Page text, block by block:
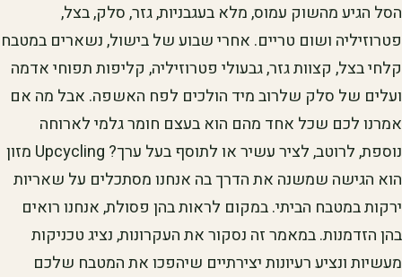
הסל הגיע מהשוק עמוס, מלא בעגבניות, גזר, סלק, בצל,
פטרוזיליה ושום טריים. אחרי שבוע של בישול, נשארים במטבח
קלחי בצל, קצוות גזר, גבעולי פטרוזיליה, קליפות תפוחי אדמה
ועלים של סלק שלרוב מיד הולכים לפח האשפה. אבל מה אם
אמרנו לכם שכל אחד מהם הוא בעצם חומר גלמי לארוחה
נוספת, לרוטב, לציר עשיר או לתוסף בעל ערך? Upcycling מזון
הוא הגישה שמשנה את הדרך בה אנחנו מסתכלים על שאריות
ירקות במטבח הביתי. במקום לראות בהן פסולת, אנחנו רואים
בהן הזדמנות. במאמר זה נסקור את העקרונות, נציג טכניקות
מעשיות ונציע רעיונות יצירתיים שיהפכו את המטבח שלכם